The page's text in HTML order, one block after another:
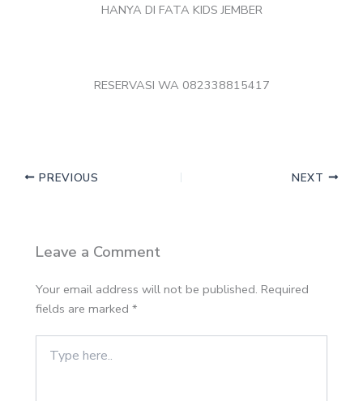
HANYA DI FATA KIDS JEMBER
RESERVASI WA 082338815417
PREVIOUS NEXT
Leave a Comment
Your email address will not be published. Required
fields are marked*
here..